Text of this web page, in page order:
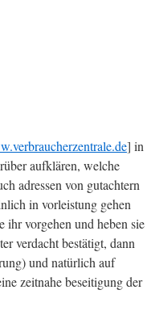
] in
aufklären, welche
adressen von gutachtern
in vorleistung gehen
ihr vorgehen und heben sie
verdacht bestätigt, dann
und natürlich auf
zeitnahe beseitigung der